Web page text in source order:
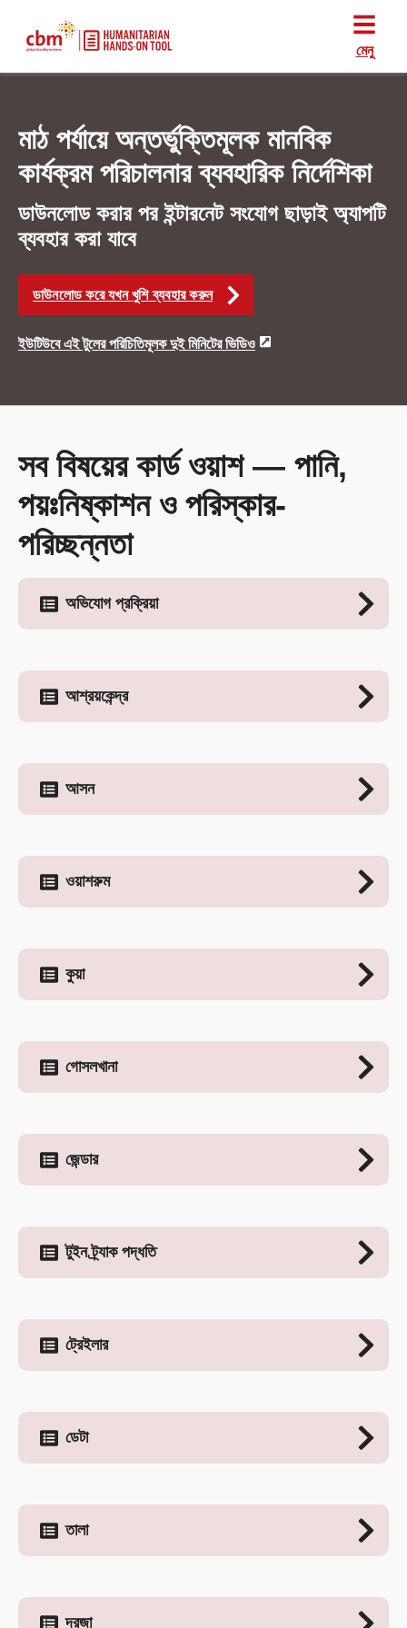
মেনু
মাঠ পর্যায়ে অন্তর্ভুক্তিমূলক মানবিক
কার্যক্রম পরিচালনার ব্যবহারিক নির্দেশিকা
ডাউনলোড করার পর ইন্টারনেট সংযোগ ছাড়াই অ্যাপটি
ব্যবহার করা যাবে
ডাউনলোড করে যখন খুশি ব্যবহার করুন
ইউটিউবে এই টুলের পরিচিতিমূলক দুই মিনিটের ভিডিও
সব বিষয়ের কার্ড ওয়াশ — পানি,
পয়ঃনিষ্কাশন ও পরিস্কার-
পরিচ্ছন্নতা
অভিযোগ প্রক্রিয়া
আশ্রয়কেন্দ্র
আসন
ওয়াশরুম
কুয়া
গোসলখানা
জেন্ডার
টুইন ট্র্যাক পদ্ধতি
ট্রেইলার
ডেটা
তালা
দরজা